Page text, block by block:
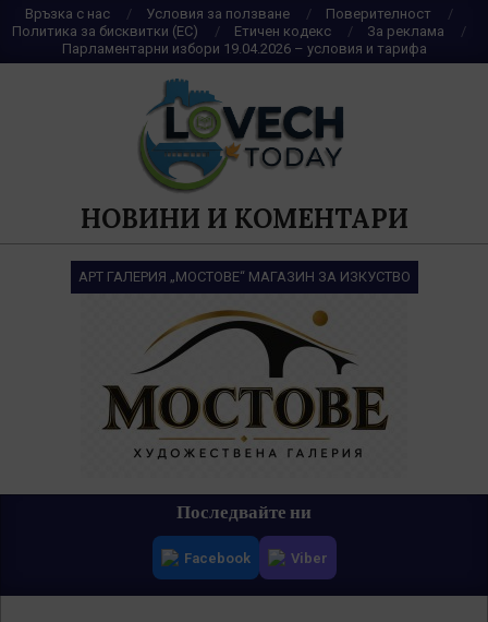
Skip
to
content
Връзка с нас Условия за ползване
Поверителност
Политика за бисквитки (ЕС)
Етичен кодекс
За реклама
Парламентарни избори 19.04.2026 – условия и тарифа
НОВИНИ И КОМЕНТАРИ
АРТ ГАЛЕРИЯ „МОСТОВЕ“ МАГАЗИН ЗА ИЗКУСТВО
Последвайте ни
Facebook Viber